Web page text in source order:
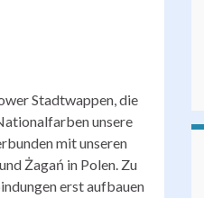
Stadtwappen, die
unsere
mit unseren
Żagań in Polen. Zu
erst aufbauen